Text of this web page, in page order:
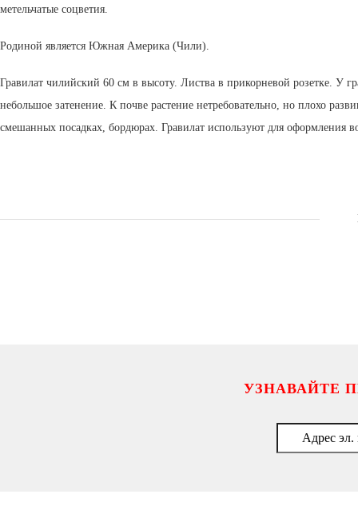
метельчатые соцветия.
Родиной является Южная Америка (Чили).
Гравилат чилийский 60 см в высоту. Листва в прикорневой розетке. У
небольшое затенение. К почве растение нетребовательно, но плохо
смешанных посадках, бордюрах. Гравилат используют для оформления
УЗНАВАЙТЕ